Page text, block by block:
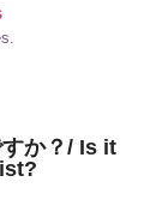
か？/ Is it